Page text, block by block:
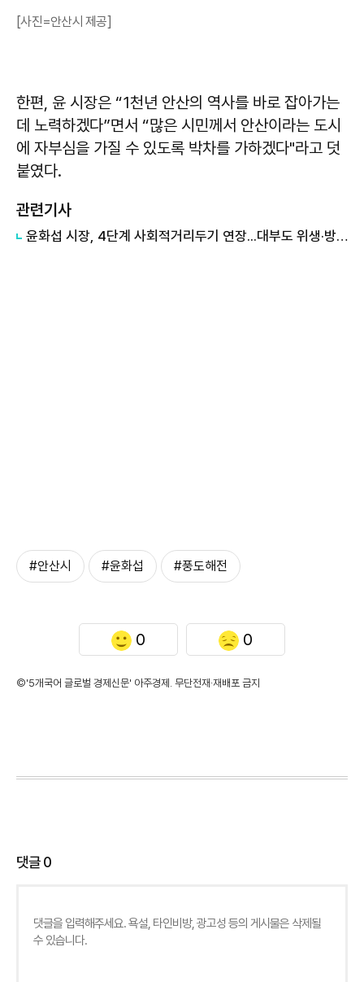
[사진=안산시 제공]
한편, 윤 시장은 “1천년 안산의 역사를 바로 잡아가는
데 노력하겠다”면서 “많은 시민께서 안산이라는 도시
에 자부심을 가질 수 있도록 박차를 가하겠다"라고 덧
붙였다.
관련기사
윤화섭 시장, 4단계 사회적거리두기 연장...대부도 위생·방역 단속
#안산시 #윤화섭 #풍도해전
0 0
©'5개국어 글로벌 경제신문' 아주경제. 무단전재·재배포 금지
댓글0